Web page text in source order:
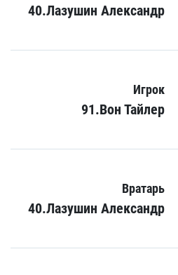
40.Лазушин Александр
Игрок
91.Вон Тайлер
Вратарь
40.Лазушин Александр